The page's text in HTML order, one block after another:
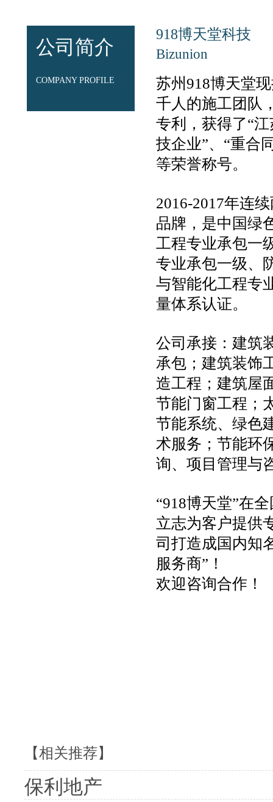
公司简介
COMPANY PROFILE
918博天堂科技
Bizunion
苏州918博天堂
千人的施工团队
专利，获得了“
技企业”、“重合
等荣誉称号。
2016-2017年连
品牌，是中国绿
工程专业承包一
专业承包一级、
与智能化工程专
量体系认证。
公司承接：建筑
承包；建筑装饰
造工程；建筑屋
节能门窗工程；
节能系统、绿色
术服务；节能环
询、项目管理与
“918博天堂”在
立志为客户提供
司打造成国内知
服务商”！
欢迎咨询合作！
【相关推荐】
保利地产